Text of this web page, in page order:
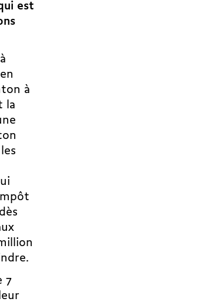
est
à
la
7